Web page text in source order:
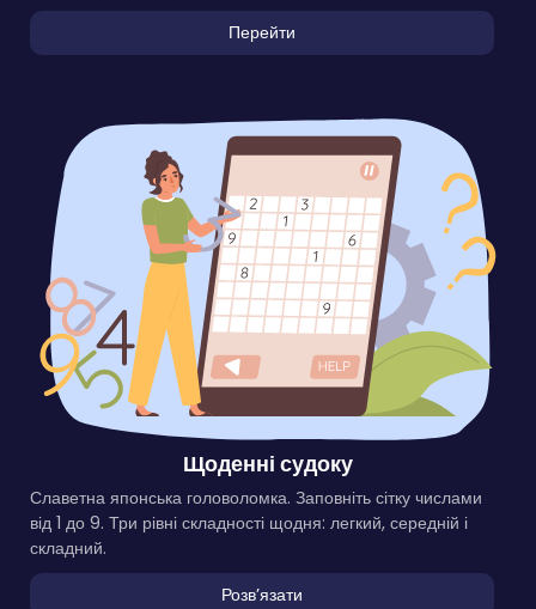
Перейти
Щоденні судоку
Славетна японська головоломка. Заповніть сітку числами
від 1 до 9. Три рівні складності щодня: легкий, середній і
складний.
Розвʼязати